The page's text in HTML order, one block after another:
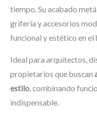
tiempo. Su acabado
grifería y accesorios
funcional y estético en el
Ideal para arquitectos,
propietarios que buscan
estilo, combinando
indispensable.